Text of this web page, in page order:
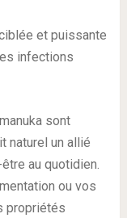
et puissante
infections
sont
naturel un allié
au quotidien.
ou vos
propriétés